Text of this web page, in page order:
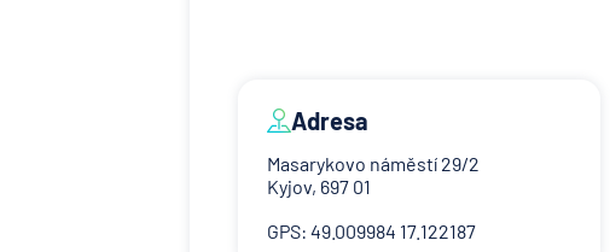
Adresa
Masarykovo náměstí 29/2
Kyjov, 697 01
GPS: 49.009984 17.122187